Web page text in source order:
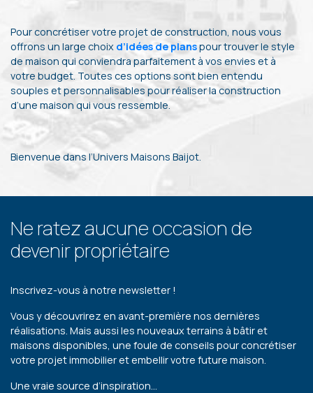
Pour concrétiser votre projet de construction, nous vous
offrons un large choix d’idées de planspour trouver le style
de maison qui conviendra parfaitement à vos envies et à
votre budget. Toutes ces options sont bien entendu
souples et personnalisables pour réaliser la construction
d’une maison qui vous ressemble.
Bienvenue dans l’Univers Maisons Baijot.
Ne ratez aucune occasion de
devenir propriétaire
Inscrivez-vous à notre newsletter !
Vous y découvrirez en avant-première nos dernières
réalisations. Mais aussi les nouveaux terrains à bâtir et
maisons disponibles, une foule de conseils pour concrétiser
votre projet immobilier et embellir votre future maison.
Une vraie source d’inspiration…